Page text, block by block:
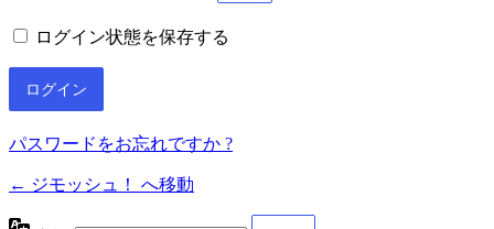
ログイン状態を保存する
パスワードをお忘れですか ?
← ジモッシュ！ へ移動